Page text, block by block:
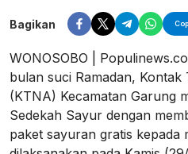
Bagikan
WONOSOBO |
bulan suci Ramadan,
(KTNA) Kecamatan Garung
Sedekah Sayur dengan
paket sayuran gratis kepada